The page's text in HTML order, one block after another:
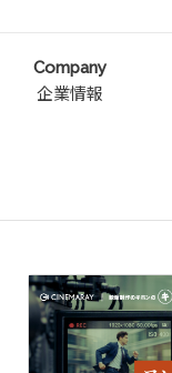
Company
企業情報